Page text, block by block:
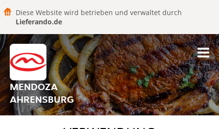
Diese Website wird betrieben und verwaltet durch
Lieferando.de
MENDOZA
AHRENSBURG